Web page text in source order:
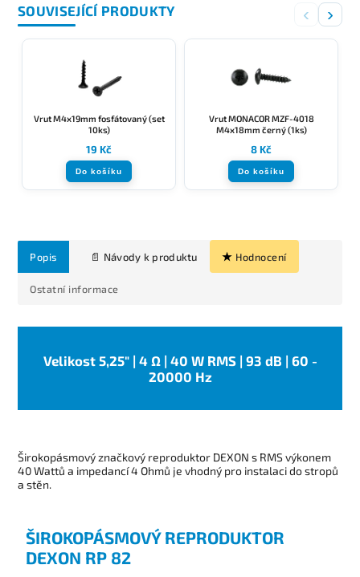
SOUVISEJÍCÍ PRODUKTY ‹ ›
Vrut M4x19mm fosfátovaný (set
10ks)
19 Kč
Do košíku
Vrut MONACOR MZF-4018
M4x18mm černý (1ks)
8 Kč
Do košíku
Popis Hodnocení
Ostatní informace
Velikost 5,25" | 4 Ω | 40 W RMS | 93 dB | 60 -
20000 Hz
Širokopásmový značkový reproduktor DEXON s RMS výkonem
40 Wattů a impedancí 4 Ohmů je vhodný pro instalaci do stropů
a stěn.
ŠIROKOPÁSMOVÝ REPRODUKTOR
DEXON RP 82